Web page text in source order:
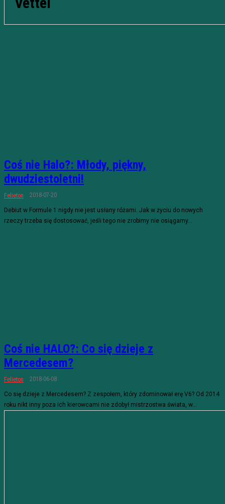
Coś nie Halo?: Młody, piękny,
dwudziestoletni!
Felieton 2018-07-20
Debiut w Formule 1 nigdy nie jest usłany różami. Jak w życiu do nowych
rzeczy trzeba się dostosować, jeśli tego nie zrobimy nie osiągamy...
Coś nie HALO?: Co się dzieje z
Mercedesem?
Felieton 2018-06-08
Co się dzieje z Mercedesem? Z zespołem, który zdominował erę V6? Od 2014
roku nikt inny poza ich kierowcami nie zdobył mistrzostwa świata, w...